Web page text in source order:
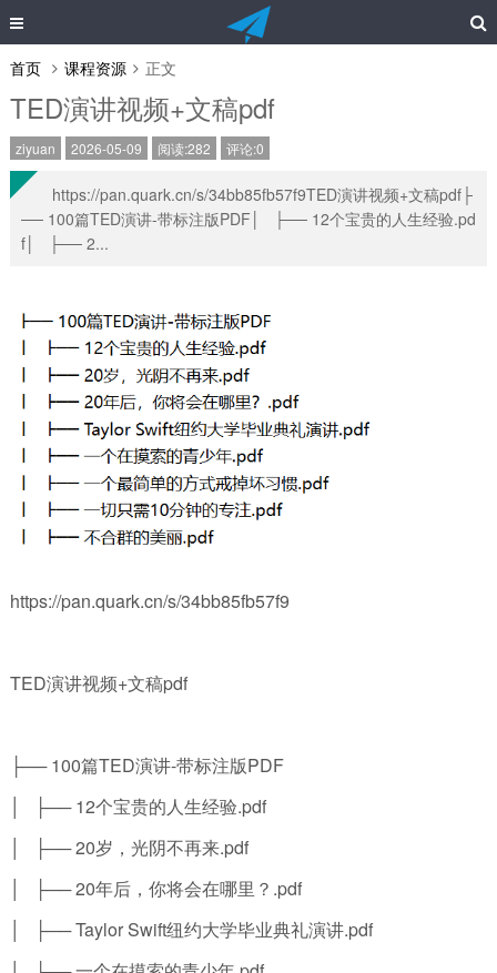
首页 课程资源 正文
TED演讲视频+文稿pdf
ziyuan 2026-05-09 阅读:282 评论:0
https://pan.quark.cn/s/34bb85fb57f9TED演讲视频+文稿pdf├
── 100篇TED演讲-带标注版PDF│ ├── 12个宝贵的人生经验.pd
f│ ├── 2...
https://pan.quark.cn/s/34bb85fb57f9
TED演讲视频+文稿pdf
├── 100篇TED演讲-带标注版PDF
│ ├── 12个宝贵的人生经验.pdf
│ ├── 20岁，光阴不再来.pdf
│ ├── 20年后，你将会在哪里？.pdf
│ ├── Taylor Swift纽约大学毕业典礼演讲.pdf